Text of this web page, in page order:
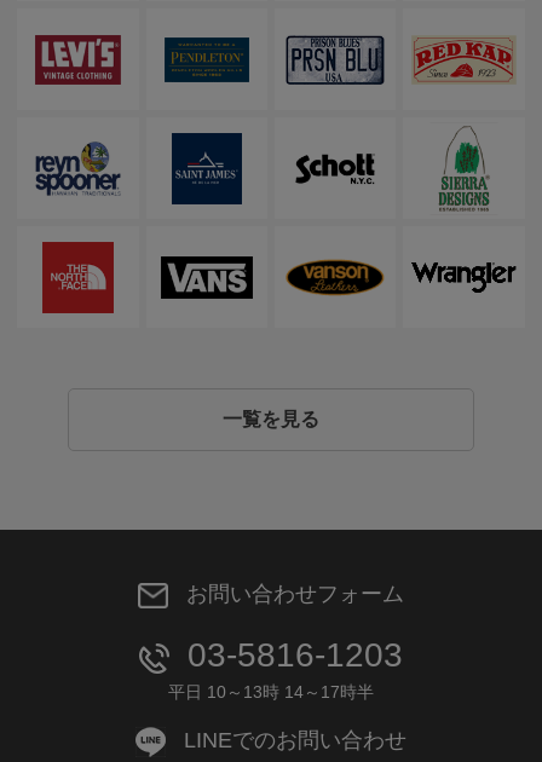
一覧を見る
お問い合わせフォーム
03-5816-1203
平日 10～13時 14～17時半
LINEでのお問い合わせ